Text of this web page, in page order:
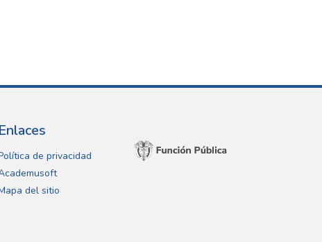
Enlaces
de privacidad
del sitio